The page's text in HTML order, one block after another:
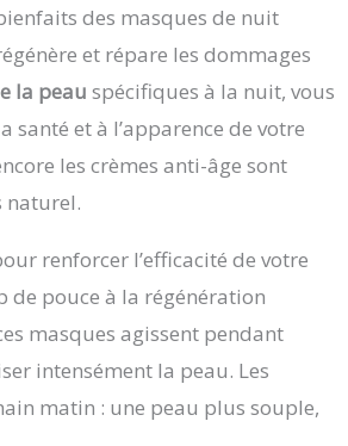
des masques de nuit
et répare les dommages
la peau spécifiques à la nuit, vous
santé et à l’apparence de votre
les crèmes anti-âge sont
naturel.
renforcer l’efficacité de votre
pouce à la régénération
masques agissent pendant
intensément la peau. Les
matin : une peau plus souple,